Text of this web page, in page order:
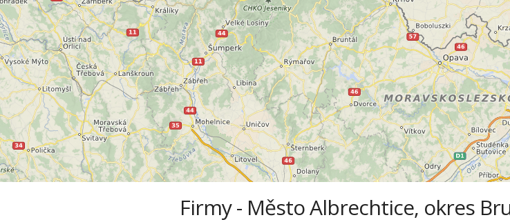
Firmy - Město Albrechtice, okres